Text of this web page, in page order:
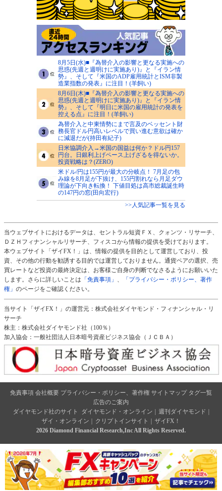
8月5日(水)■『為替介入の影響と更なる実施への
思惑(先週と週明けに実施あり)』と『イラン情
勢』、そして『米国のADP雇用統計とISM非製
造業指数の発表』に注目！(羊飼い)
8月6日(木)■『為替介入の影響と更なる実施への
思惑(先週と週明けに実施あり)』と『イラン情
勢』、そして『明日に米国の雇用統計の発表を
控える点』に注目！(羊飼い)
為替介入と中東情勢にまで言及のベッセント財
務長官ドル円高いレベルで買い進む意欲は確か
に減退だが(持田有紀子)
日米協調介入→米国の国益は何か？ドル円157
円台。日銀利上げペース上げざるを得ないか。
投資戦略は？(ZERO)
米ドル/円は155円が最大の分岐点！ 7月足の包
み線を8月足が下抜け、155円割れなら月足ダウ
理論が下向き転換！ 下値目処は高市総裁誕生時
の147円の窓(田向宏行)
>>人気記事一覧を見る
当ウェブサイトにおけるデータは、セントラル短資ＦＸ、クォンツ・リサーチ、
ＤＺＨフィナンシャルリサーチ、フィスコから情報の提供を受けております。
本ウェブサイト「ザイFX！」は、情報の提供を目的として運営しており、投
資、その他の行動を勧誘する目的では運営しておりません。通貨ペアの選択、売
買レートなど投資の最終決定は、お客様ご自身の判断でなさるようにお願いいた
します。さらに詳しいことは 「免責事項」 、
「プライバシー・ポリシー、著作
権」 のページをご確認ください。
当サイト「ザイFX！」の運営元：株式会社ダイヤモンド・フィナンシャル・リ
サーチ
株主：株式会社ダイヤモンド社（100％）
加入協会：一般社団法人日本暗号資産ビジネス協会（ＪＣＢＡ）
免責事項 会社概要 プライバシー・ポリシー、著作権 サイトマップ タグ一覧
広告のご案内
ダイヤモンド社のサイト
ダイヤモンド・オンライン 週刊ダイヤモンド
ザイ・オンライン
クリプトインサイト
ザイFX！
2026 Diamond Financial Research,Inc All Rights Reserved.